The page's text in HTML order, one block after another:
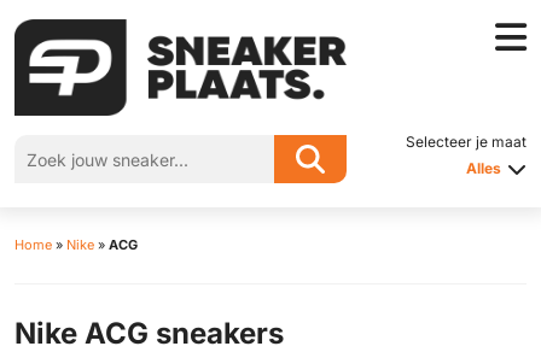
Selecteer je maat
Alles
Home » Nike » ACG
Nike ACG sneakers